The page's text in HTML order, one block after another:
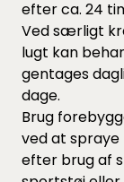
efter ca. 24
Ved særligt
lugt kan
gentages
dage.
Brug
ved at spraye
efter brug af